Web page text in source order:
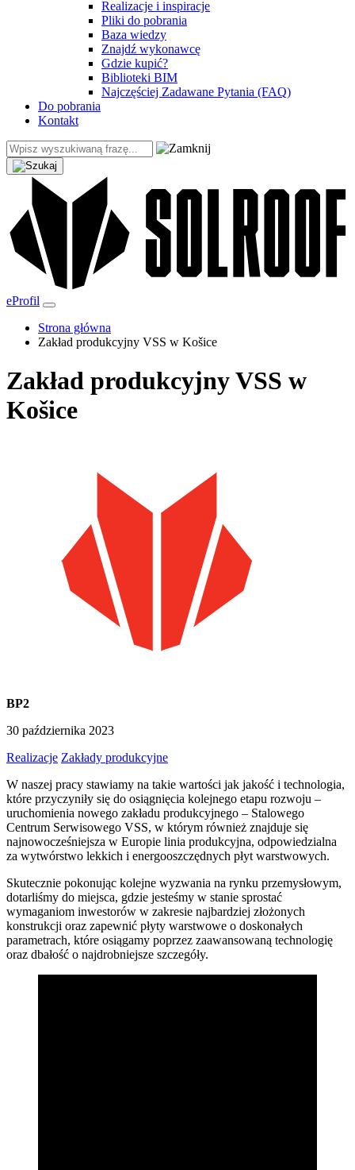
Realizacje i inspiracje
Pliki do pobrania
Baza wiedzy
Znajdź wykonawcę
Gdzie kupić?
Biblioteki BIM
Najczęściej Zadawane Pytania (FAQ)
Do pobrania
Kontakt
eProfil
Strona główna
Zakład produkcyjny VSS w Košice
Zakład produkcyjny VSS w
Košice
BP2
30 października 2023
Realizacje Zakłady produkcyjne
W naszej pracy stawiamy na takie wartości jak jakość i technologia,
które przyczyniły się do osiągnięcia kolejnego etapu rozwoju –
uruchomienia nowego zakładu produkcyjnego – Stalowego
Centrum Serwisowego VSS, w którym również znajduje się
najnowocześniejsza w Europie linia produkcyjna, odpowiedzialna
za wytwórstwo lekkich i energooszczędnych płyt warstwowych.
Skutecznie pokonując kolejne wyzwania na rynku przemysłowym,
dotarliśmy do miejsca, gdzie jesteśmy w stanie sprostać
wymaganiom inwestorów w zakresie najbardziej złożonych
konstrukcji oraz zapewnić płyty warstwowe o doskonałych
parametrach, które osiągamy poprzez zaawansowaną technologię
oraz dbałość o najdrobniejsze szczegóły.